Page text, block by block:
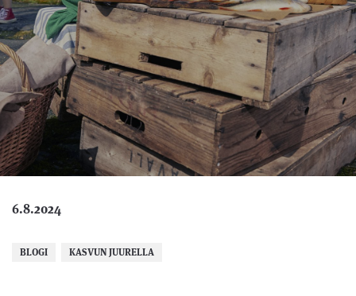
6.8.2024
BLOGI KASVUN JUURELLA